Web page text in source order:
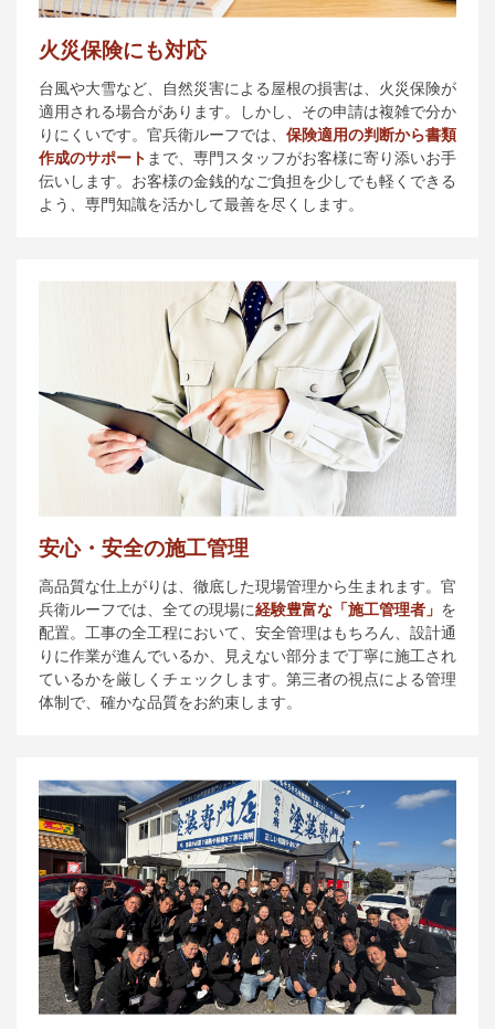
火災保険にも対応
台風や大雪など、自然災害による屋根の損害は、火災保険が
適用される場合があります。しかし、その申請は複雑で分か
りにくいです。官兵衛ルーフでは、 保険適用の判断から書類
作成のサポート まで、専門スタッフがお客様に寄り添いお手
伝いします。お客様の金銭的なご負担を少しでも軽くできる
よう、専門知識を活かして最善を尽くします。
安心・安全の施工管理
高品質な仕上がりは、徹底した現場管理から生まれます。官
兵衛ルーフでは、全ての現場に経験豊富な「施工管理者」 を
配置。工事の全工程において、安全管理はもちろん、設計通
りに作業が進んでいるか、見えない部分まで丁寧に施工され
ているかを厳しくチェックします。第三者の視点による管理
体制で、確かな品質をお約束します。